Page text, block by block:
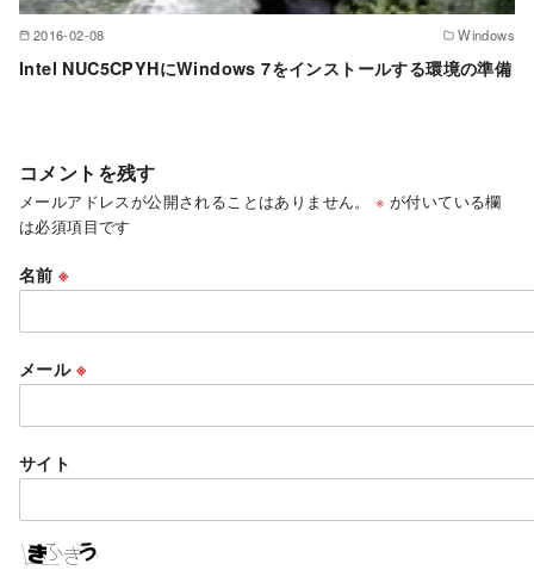
2016-02-08 Windows
Intel NUC5CPYHにWindows 7をインストールする環境の準備
コメントを残す
メールアドレスが公開されることはありません。 ※ が付いている欄
は必須項目です
名前※
メール ※
サイト